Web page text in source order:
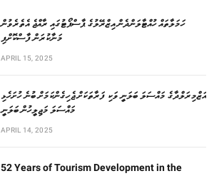
ހަމަލާތައް ހުއްޓާލަންދެން އިޒްރޭލުގެ ޕާސްޕޯޓުގައި ރާއްޖެ އެތެރެވުން
މަނާކުރަން ފާސްކޮށްފި
APRIL 15, 2025
އަޒްމިރަލްދާގެ މައްސަލަ ބަލަނީ ވަކި ފަރާތަކަށް ޖެހިގެންކަމަށް ބުނެ ހުށަހެޅި
މައްސަލަ މަޖިލީހުން ބަލަނީ
APRIL 14, 2025
52 Years of Tourism Development in the